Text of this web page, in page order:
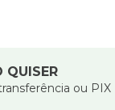
QUISER
ou PIX